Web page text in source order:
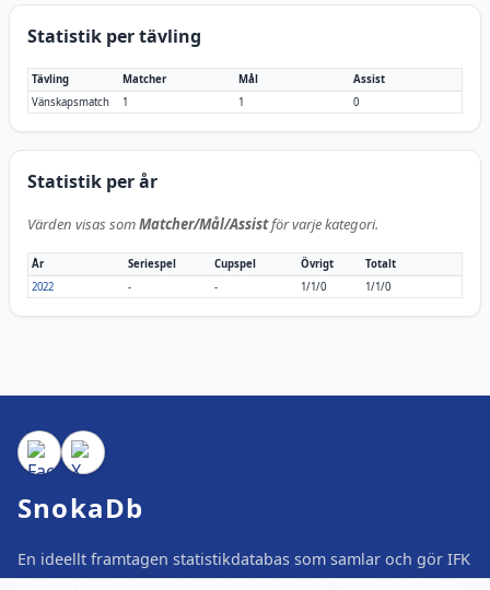
Statistik per tävling
Tävling Matcher Mål
Assist
Vänskapsmatch
1 1 0
Statistik per år
Värden visas somMatcher/Mål/Assistför varje kategori.
År Seriespel Cupspel Övrigt
Totalt
2022
- - 1/1/0 1/1/0
SnokaDb
En ideellt framtagen statistikdatabas som samlar och gör IFK
Norrköpings fotbollshistoria lättillgänglig. Här kan du hitta